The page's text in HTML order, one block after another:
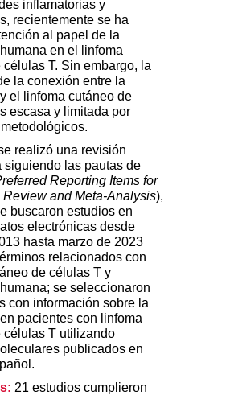
inflamatorias y
recientemente se ha
al papel de la
en el linfoma
células T. Sin embargo, la
la conexión entre la
el linfoma cutáneo de
escasa y limitada por
realizó una revisión
siguiendo las pautas de
Reporting Items for
Review and Meta-Analysis),
buscaron estudios en
electrónicas desde
hasta marzo de 2023
relacionados con
de células T y
se seleccionaron
con información sobre la
pacientes con linfoma
células T utilizando
publicados en
21 estudios cumplieron